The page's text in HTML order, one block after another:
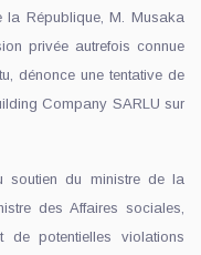
la République, M. Musaka
privée autrefois connue
dénonce une tentative de
Company SARLU sur
soutien du ministre de la
des Affaires sociales,
de potentielles violations